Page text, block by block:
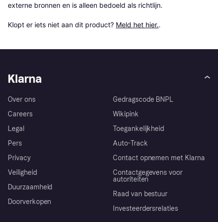
externe bronnen en is alleen bedoeld als richtlijn.
Klopt er iets niet aan dit product? Meld het hier..
Klarna
Over ons
Careers
Legal
Pers
Privacy
Veiligheid
Duurzaamheid
Doorverkopen
Gedragscode BNPL
Wikipink
Toegankelijkheid
Auto-Track
Contact opnemen met Klarna
Contactgegevens voor
autoriteiten
Raad van bestuur
Investeerdersrelaties